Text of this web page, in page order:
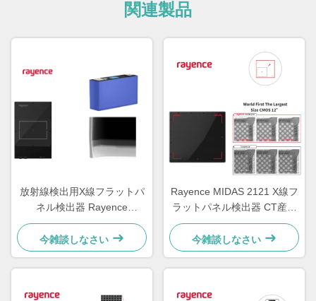
関連製品
放射線検出用X線フラットパ
ネル検出器 Rayence
0712FCA.FGA
今雑談しなさい
Rayence MIDAS 2121 X線フ
ラットパネル検出器 CT産業
検査用
今雑談しなさい